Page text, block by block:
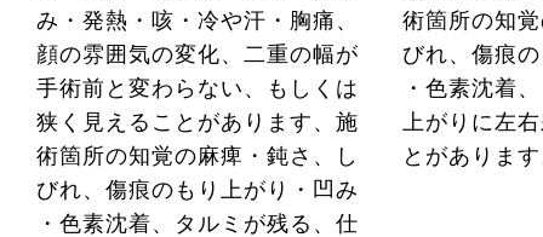
み・発熱・咳・冷や汗・胸痛、
顔の雰囲気の変化、二重の幅が
手術前と変わらない、もしくは
狭く見えることがあります、施
術箇所の知覚の麻痺・鈍さ、し
びれ、傷痕のもり上がり・凹み
・色素沈着、タルミが残る、仕
術箇所の知
びれ、傷痕
・色素沈着
上がりに左
とがありま